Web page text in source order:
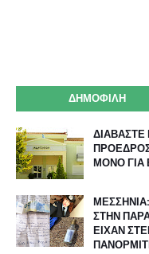
ΔΗΜΟΦΙΛΗ
ΜΟΝΟ ΓΙΑ
ΣΤΗΝ
ΕΙΧΑΝ